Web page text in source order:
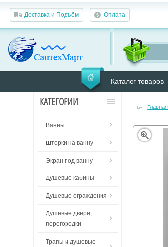
Доставка и Подъём Оплата
Каталог товаров
КАТЕГОРИИ
Ванны
Шторки на ванну
Экран под ванну
Душевые кабины
Душевые ограждения
Душевые двери,
перегородки
Трапы и душевые
Главная